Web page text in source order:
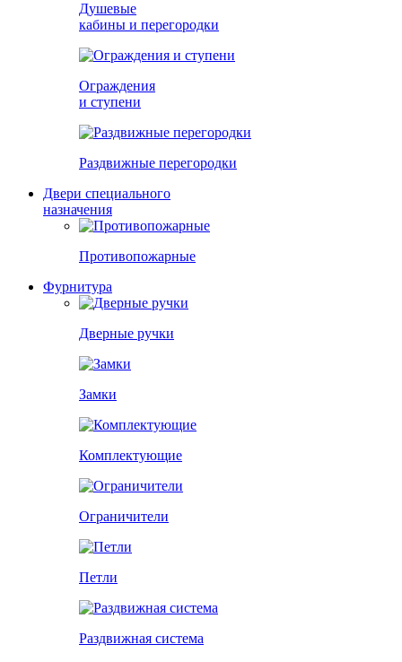
Душевые
кабины и перегородки
Ограждения
и ступени
Раздвижные перегородки
Двери специального
назначения
Противопожарные
Фурнитура
Дверные ручки
Замки
Комплектующие
Ограничители
Петли
Раздвижная система